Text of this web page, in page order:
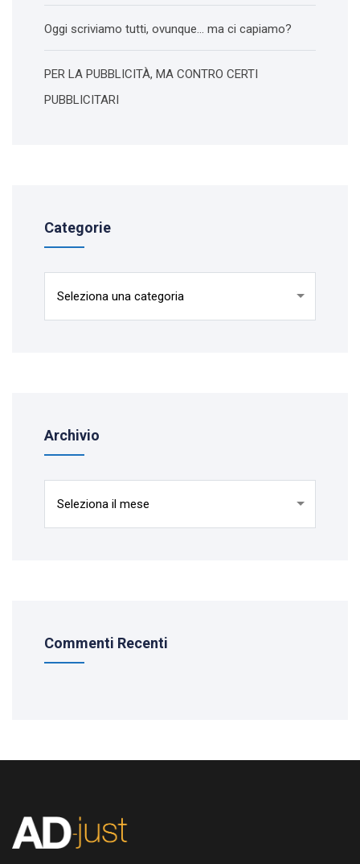
Oggi scriviamo tutti, ovunque… ma ci capiamo?
PER LA PUBBLICITÀ, MA CONTRO CERTI
PUBBLICITARI
Categorie
Archivio
Commenti Recenti